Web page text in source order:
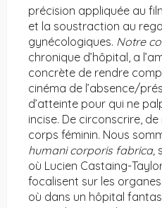
précision appliquée au
et la soustraction au
gynécologiques. Notre
chronique d’hôpital, a
concrète de rendre
cinéma de l’absence/
d’atteinte pour qui ne
incise. De circonscrire,
corps féminin. Nous
humanicorporis fabrica,
où Lucien Castaing-
focalisent sur les
où dans un hôpital